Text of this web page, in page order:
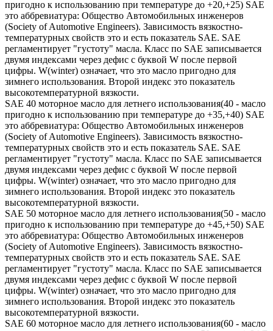
пригодно к использованию при температуре до +20,+25) SAE
это аббревиатура: Общество Автомобильных инженеров
(Society of Automotive Engineers). Зависимость вязкостно-
температурных свойств это и есть показатель SAE. SAE
регламентирует "густоту" масла. Класс по SAE записывается
двумя индексами через дефис с буквой W после первой
цифры. W(winter) означает, что это масло пригодно для
зимнего использования. Второй индекс это показатель
высокотемпературной вязкости.
SAE 40 моторное масло для летнего использования(40 - масло
пригодно к использованию при температуре до +35,+40) SAE
это аббревиатура: Общество Автомобильных инженеров
(Society of Automotive Engineers). Зависимость вязкостно-
температурных свойств это и есть показатель SAE. SAE
регламентирует "густоту" масла. Класс по SAE записывается
двумя индексами через дефис с буквой W после первой
цифры. W(winter) означает, что это масло пригодно для
зимнего использования. Второй индекс это показатель
высокотемпературной вязкости.
SAE 50 моторное масло для летнего использования(50 - масло
пригодно к использованию при температуре до +45,+50) SAE
это аббревиатура: Общество Автомобильных инженеров
(Society of Automotive Engineers). Зависимость вязкостно-
температурных свойств это и есть показатель SAE. SAE
регламентирует "густоту" масла. Класс по SAE записывается
двумя индексами через дефис с буквой W после первой
цифры. W(winter) означает, что это масло пригодно для
зимнего использования. Второй индекс это показатель
высокотемпературной вязкости.
SAE 60 моторное масло для летнего использования(60 - масло